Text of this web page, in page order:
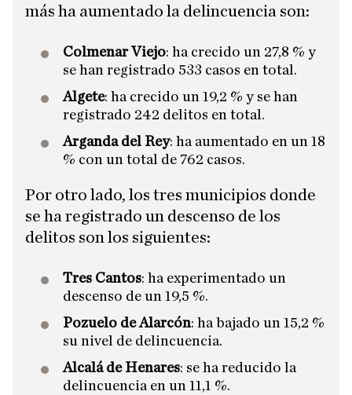
más ha aumentado la delincuencia son:
Colmenar Viejo: ha crecido un 27,8 % y
se han registrado 533 casos en total.
Algete: ha crecido un 19,2 % y se han
registrado 242 delitos en total.
Arganda del Rey: ha aumentado en un 18
% con un total de 762 casos.
Por otro lado, los tres municipios donde
se ha registrado un descenso de los
delitos son los siguientes:
Tres Cantos: ha experimentado un
descenso de un 19,5 %.
Pozuelo de Alarcón: ha bajado un 15,2 %
su nivel de delincuencia.
Alcalá de Henares: se ha reducido la
delincuencia en un 11,1 %.